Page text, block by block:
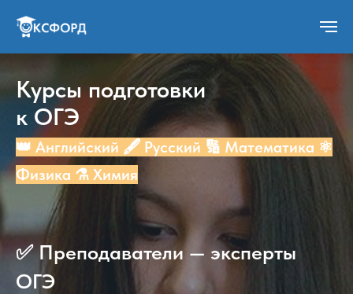
Курсы подготовки
к ОГЭ
👑 Английский 🖋️ Русский 🔢 Математика ⚛️
Физика ⚗️ Химия
✅ Преподаватели — эксперты
ОГЭ